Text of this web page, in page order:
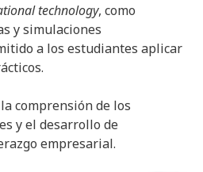
technology, como
y simulaciones
a los estudiantes aplicar
comprensión de los
y el desarrollo de
empresarial.